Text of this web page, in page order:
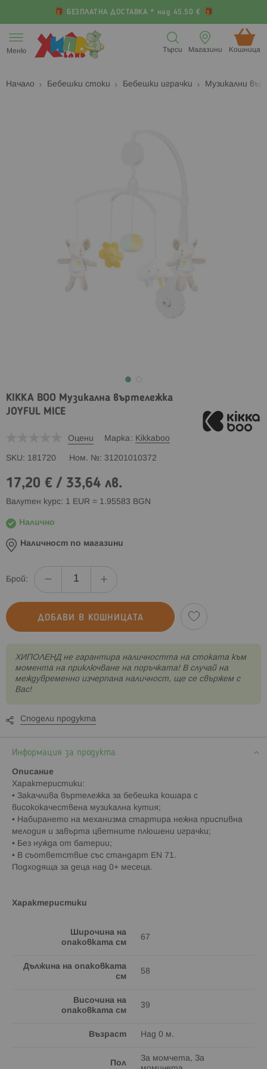
БЕЗПЛАТНА ДОСТАВКА * над 45.50 €
към
съдържанието
Меню Кошница (
Магазини
Търси
Начало Бебешки стоки Бебешки играчки Музикални
KIKKA BOO Музикална въртележка
JOYFUL MICE
Оцени Марка Kikkaboo
SKU 181720 Ном. № 31201010372
17,20 € / 33,64 лв.
Валутен курс: 1 EUR = 1.95583 BGN
Налично
Наличност по магазини
Брой:
ДОБАВИ В КОШНИЦАТА
XИПОЛЕНД не гарантира наличността на стоката към
момента на приключване на поръчката! В случай на
междувременно изчерпана наличност, ще се свържем с
Вас!
Сподели продукта
Информация за продукта
Описание
Характеристики:
• Закачлива въртележка за бебешка кошара с
висококачествена музикална кутия;
• Набирането на механизма стартира нежна приспивна
мелодия и завърта цветните плюшени играчки;
• Без нужда от батерии;
• В съответствие със стандарт EN 71.
Подходяща за деца над 0+ месеца.
Характеристики
Широчина на
опаковката см
67
Дължина на опаковката
см
58
Височина на
опаковката см
39
Възраст Над 0 м.
Пол
За момчета, За